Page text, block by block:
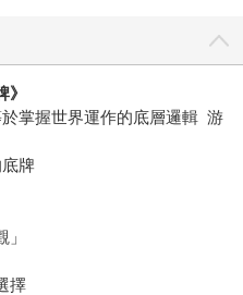
》
掌握世界運作的底層邏輯 游
牌
擇